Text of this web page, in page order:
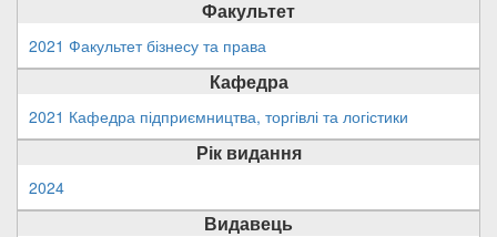
Факультет
2021 Факультет бізнесу та права
Кафедра
2021 Кафедра підприємництва, торгівлі та логістики
Рік видання
2024
Видавець